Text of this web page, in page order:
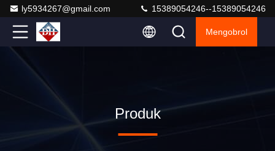
ly5934267@gmail.com 15389054246--15389054246
Mengobrol
Produk